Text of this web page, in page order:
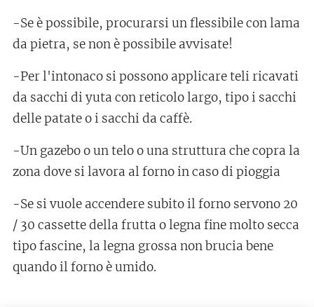
-Se è possibile, procurarsi un flessibile con lama
da pietra, se non è possibile avvisate!
-Per l'intonaco si possono applicare teli ricavati
da sacchi di yuta con reticolo largo, tipo i sacchi
delle patate o i sacchi da caffè.
-Un gazebo o un telo o una struttura che copra la
zona dove si lavora al forno in caso di pioggia
-Se si vuole accendere subito il forno servono 20
/ 30 cassette della frutta o legna fine molto secca
tipo fascine, la legna grossa non brucia bene
quando il forno è umido.